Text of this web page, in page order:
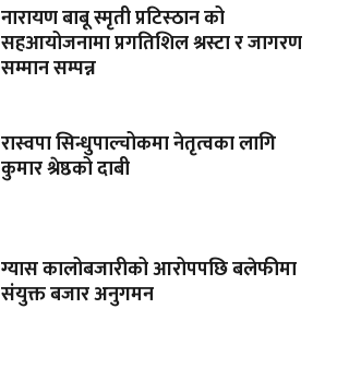
नारायण बाबू स्मृती प्रटिस्ठान को
सहआयोजनामा प्रगतिशिल श्रस्टा र जागरण
सम्मान सम्पन्न
रास्वपा सिन्धुपाल्चोकमा नेतृत्वका लागि
कुमार श्रेष्ठको दाबी
ग्यास कालोबजारीको आरोपपछि बलेफीमा
संयुक्त बजार अनुगमन